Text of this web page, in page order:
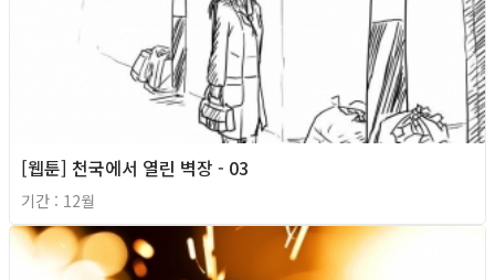
[웹툰] 천국에서 열린 벽장 - 03
기간 : 12월